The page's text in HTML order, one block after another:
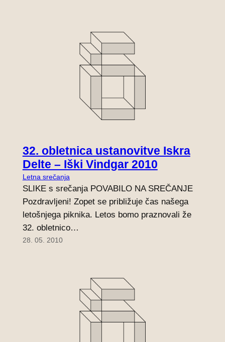
32. obletnica ustanovitve Iskra
Delte – Iški Vindgar 2010
Letna srečanja
SLIKE s srečanja POVABILO NA SREČANJE
Pozdravljeni! Zopet se približuje čas našega
letošnjega piknika. Letos bomo praznovali že
32. obletnico…
28. 05. 2010